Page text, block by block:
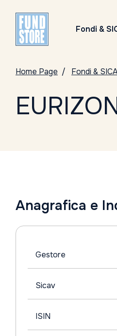
Fondi &
Home Page Fondi &
Anagrafica e
Gestore
Sicav
ISIN